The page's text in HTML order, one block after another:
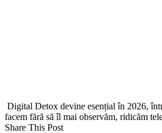
Digital Detox devine esențial în 2026,
facem fără să îl mai observăm, ridicăm
Share This Post